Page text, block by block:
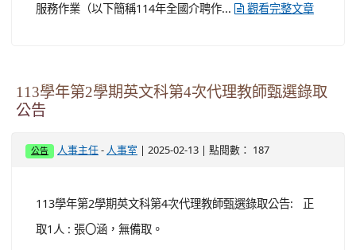
服務作業（以下簡稱114年全國介聘作...
觀看完整文章
113學年第2學期英文科第4次代理教師甄選錄取
公告
公告 人事主任 - 人事室 | 2025-02-13 | 點閱數： 187
113學年第2學期英文科第4次代理教師甄選錄取公告: 正
取1人 : 張〇涵，無備取。